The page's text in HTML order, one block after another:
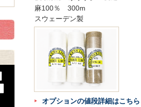
麻100％ 300m
スウェーデン製
オプションの値段詳細はこちら